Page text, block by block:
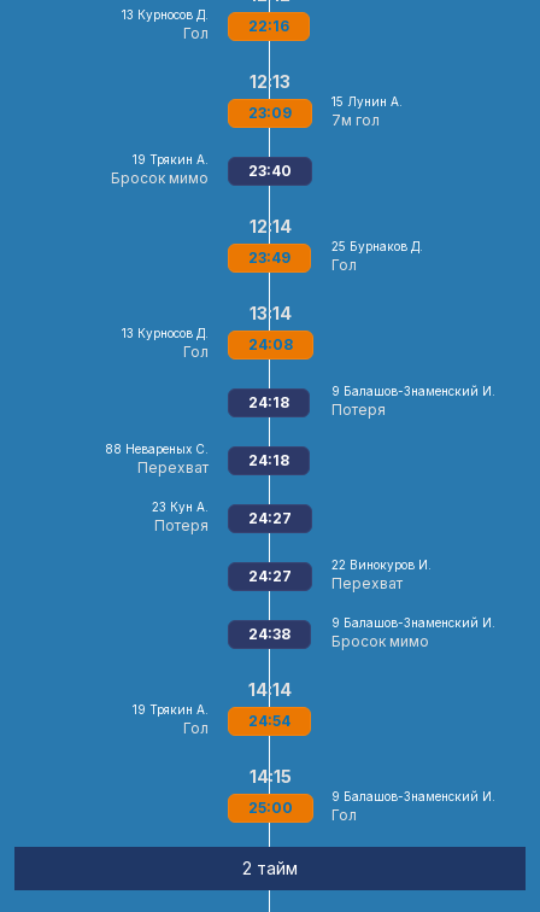
13 Курносов Д.
Гол 22:16
15 Лунин А.
7м гол
12:13
23:09
19 Трякин А.
Бросок мимо 23:40
25 Бурнаков Д.
Гол
12:14
23:49
13 Курносов Д.
Гол
13:14
24:08
9 Балашов-Знаменский И.
Потеря
24:18
88 Невареных С.
Перехват 24:18
23 Кун А.
Потеря 24:27
22 Винокуров И.
Перехват
24:27
9 Балашов-Знаменский И.
Бросок мимо
24:38
19 Трякин А.
Гол
14:14
24:54
9 Балашов-Знаменский И.
Гол
14:15
25:00
2 тайм